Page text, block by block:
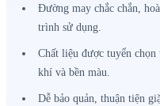
Đường may chắc chắn,
trình sử dụng.
Chất liệu được tuyển chọn
khí và bền màu.
Dễ bảo quản, thuận tiện